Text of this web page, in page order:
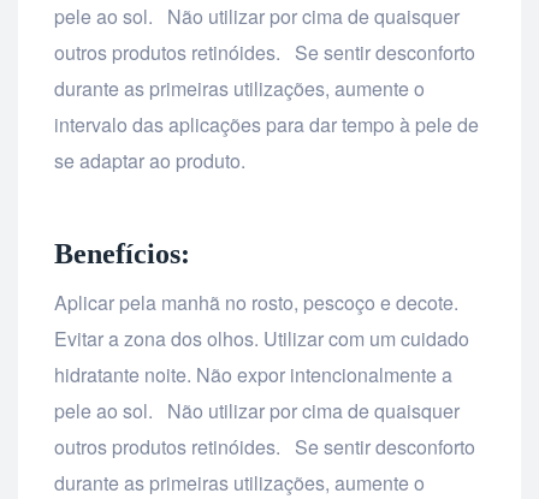
pele ao sol. Não utilizar por cima de quaisquer
outros produtos retinóides. Se sentir desconforto
durante as primeiras utilizações, aumente o
intervalo das aplicações para dar tempo à pele de
se adaptar ao produto.
Benefícios:
Aplicar pela manhã no rosto, pescoço e decote.
Evitar a zona dos olhos. Utilizar com um cuidado
hidratante noite. Não expor intencionalmente a
pele ao sol. Não utilizar por cima de quaisquer
outros produtos retinóides. Se sentir desconforto
durante as primeiras utilizações, aumente o